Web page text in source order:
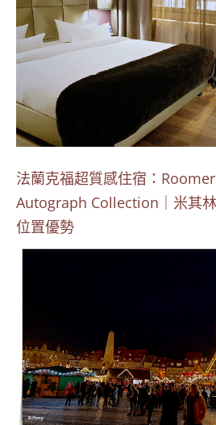
法蘭克福超質感住宿：
Autograph Collection｜米其
位置優勢